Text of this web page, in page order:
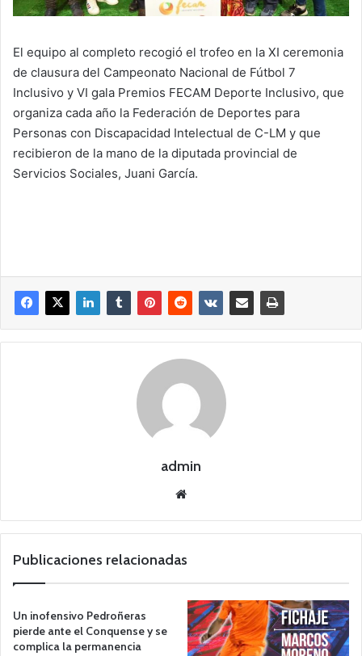
El equipo al completo recogió el trofeo en la XI ceremonia
de clausura del Campeonato Nacional de Fútbol 7
Inclusivo y VI gala Premios FECAM Deporte Inclusivo, que
organiza cada año la Federación de Deportes para
Personas con Discapacidad Intelectual de C-LM y que
recibieron de la mano de la diputada provincial de
Servicios Sociales, Juani García.
admin
we
Publicaciones relacionadas
Un inofensivo Pedroñeras
pierde ante el Conquense y se
complica la permanencia